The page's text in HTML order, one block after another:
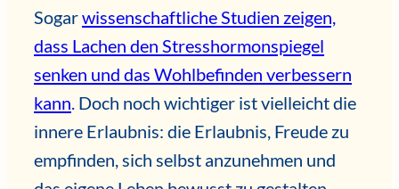
Sogarwissenschaftliche Studien zeigen,
dass Lachen den Stresshormonspiegel
senken und das Wohlbefinden verbessern
kann. Doch noch wichtiger ist vielleicht die
innere Erlaubnis: die Erlaubnis, Freude zu
empfinden, sich selbst anzunehmen und